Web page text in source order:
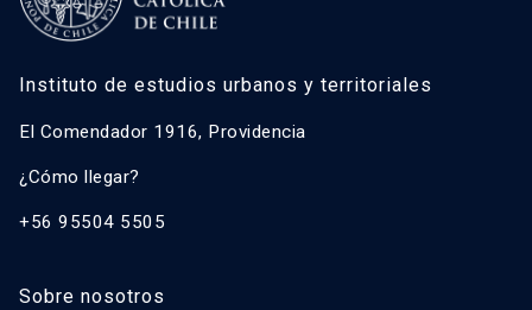
Instituto de estudios urbanos y territoriales
El Comendador 1916, Providencia
¿Cómo llegar?
+56 95504 5505
Sobre nosotros